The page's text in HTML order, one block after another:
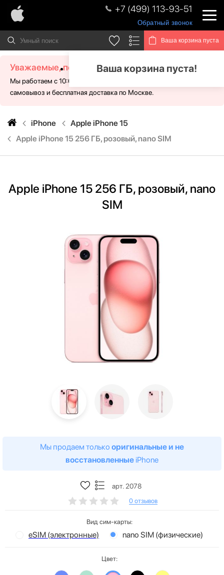
+7 (499) 113-93-51
Обратный звонок
Ваша корзина пуста
Ваша корзина пуста!
Уважаемые, посетители!
Мы работаем с 10:00 - 21:00 без выходных. Для Вас доступен
самовывоз и бесплатная доставка по Москве.
iPhone
Apple iPhone 15
Apple iPhone 15 256 ГБ, розовый, nano SIM
Apple iPhone 15 256 ГБ, розовый, nano
SIM
Мы продаем только оригинальные и не
восстановленные iPhone
арт. 2078
0 отзывов
Вид сим-карты:
eSIM (электронные) nano SIM (физические)
Цвет: